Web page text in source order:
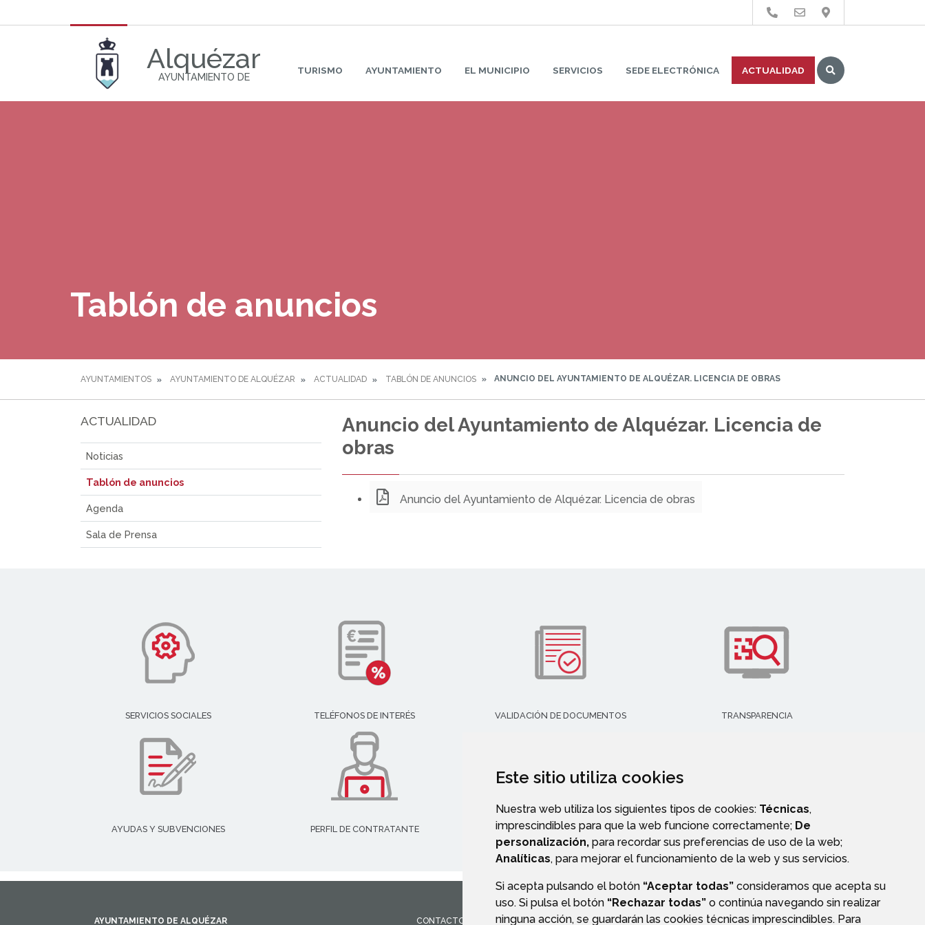
Este sitio utiliza cookies
Nuestra web utiliza los siguientes tipos de cookies: Técnicas,
imprescindibles para que la web funcione correctamente; De
personalización, para recordar sus preferencias de uso de la web;
Analíticas, para mejorar el funcionamiento de la web y sus servicios.
Si acepta pulsando el botón “Aceptar todas” consideramos que acepta su
uso. Si pulsa el botón “Rechazar todas” o continúa navegando sin realizar
ninguna acción, se guardarán las cookies técnicas imprescindibles. Para
Alquézar
AYUNTAMIENTO DE
TURISMO AYUNTAMIENTO EL MUNICIPIO SERVICIOS SEDE ELECTRÓNICA ACTUALIDAD
Buscar
Tablón de anuncios
AYUNTAMIENTOS AYUNTAMIENTO DE ALQUÉZAR ACTUALIDAD TABLÓN DE ANUNCIOS ANUNCIO DEL AYUNTAMIENTO DE ALQUÉZAR. LICENCIA DE OBRAS
ACTUALIDAD
Noticias
Tablón de anuncios
Agenda
Sala de Prensa
Anuncio del Ayuntamiento de Alquézar. Licencia de
obras
Anuncio del Ayuntamiento de Alquézar. Licencia de obras
SERVICIOS SOCIALES TELÉFONOS DE INTERÉS VALIDACIÓN DE DOCUMENTOS TRANSPARENCIA
AYUDAS Y SUBVENCIONES PERFIL DE CONTRATANTE
AYUNTAMIENTO DE ALQUÉZAR CONTACTO MAPA WEB AVISO LEGAL PROTECCIÓN DE DATOS ACCESIBILIDAD POLÍTICA DE COOKIES